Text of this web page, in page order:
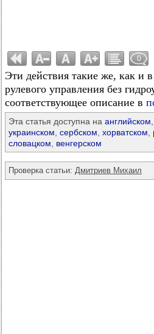
0
Эти действия такие же, как и
рулевого управления без
соответствующее описание в
Эта статья доступна на английском
украинском сербском хорватском
словацком
венгерском
Проверка статьи: Дмитриев Михаил